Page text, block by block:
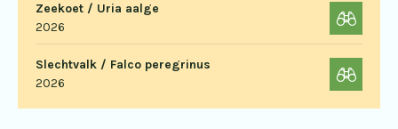
Zeekoet / Uria aalge
2026
Slechtvalk / Falco peregrinus
2026